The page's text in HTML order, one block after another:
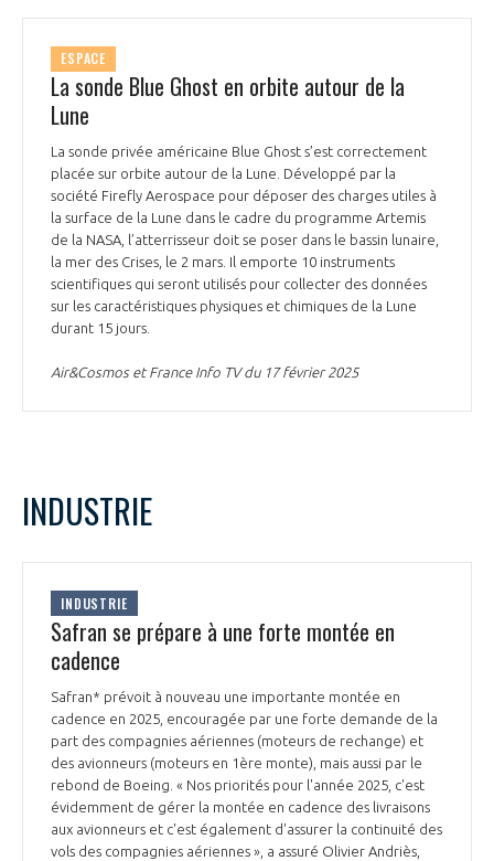
ESPACE
La sonde Blue Ghost en orbite autour de la
Lune
La sonde privée américaine Blue Ghost s’est correctement
placée sur orbite autour de la Lune. Développé par la
société Firefly Aerospace pour déposer des charges utiles à
la surface de la Lune dans le cadre du programme Artemis
de la NASA, l’atterrisseur doit se poser dans le bassin lunaire,
la mer des Crises, le 2 mars. Il emporte 10 instruments
scientifiques qui seront utilisés pour collecter des données
sur les caractéristiques physiques et chimiques de la Lune
durant 15 jours.
Air&Cosmos et France Info TV du 17 février 2025
INDUSTRIE
INDUSTRIE
Safran se prépare à une forte montée en
cadence
Safran* prévoit à nouveau une importante montée en
cadence en 2025, encouragée par une forte demande de la
part des compagnies aériennes (moteurs de rechange) et
des avionneurs (moteurs en 1ère monte), mais aussi par le
rebond de Boeing. « Nos priorités pour l'année 2025, c'est
évidemment de gérer la montée en cadence des livraisons
aux avionneurs et c'est également d'assurer la continuité des
vols des compagnies aériennes », a assuré Olivier Andriès,